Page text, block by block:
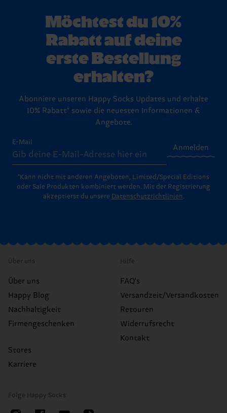
Möchtest du 10%
Rabatt auf deine
erste Bestellung
erhalten?
Abonniere unseren Happy Socks Updates und erhalte
10% Rabatt* sowie die neuesten Informationen &
Angebote.
E-Mail
Anmelden
*Kann nicht mit anderen Angeboten, Limited/Special Editions
oder Sale Produkten kombiniert werden. Mit der Registrierung
akzeptierst du unsere Datenschutzrichtlinien.
Über uns
Über uns
Happy Blog
Nachhaltigkeit
Firmengeschenken
Stores
Karriere
Hilfe
FAQ's
Versandzeit/Versandkosten
Retouren
Widerrufsrecht
Kontakt
Folge Happy Socks